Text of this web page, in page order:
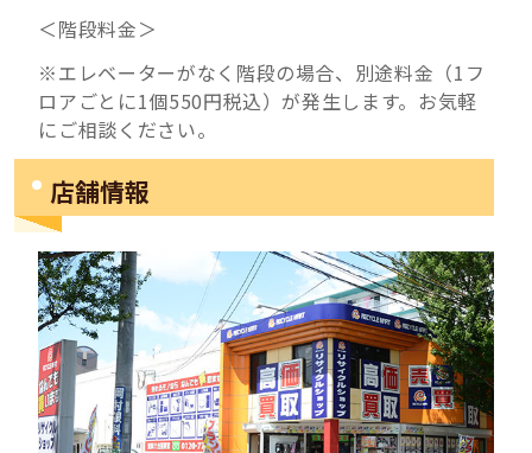
＜階段料金＞
※エレベーターがなく階段の場合、別途料金（1フ
ロアごとに1個550円税込）が発生します。お気軽
にご相談ください。
店舗情報